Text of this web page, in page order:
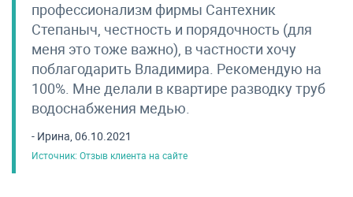
профессионализм фирмы Сантехник
Степаныч, честность и порядочность (для
меня это тоже важно), в частности хочу
поблагодарить Владимира. Рекомендую на
100%. Мне делали в квартире разводку труб
водоснабжения медью.
- Ирина, 06.10.2021
Источник: Отзыв клиента на сайте